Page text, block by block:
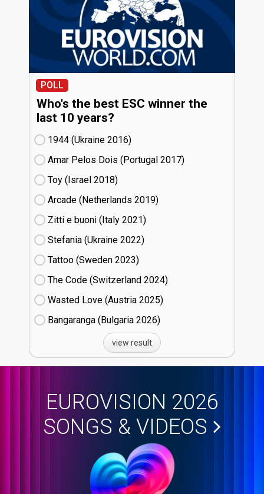
POLL
Who's the best ESC winner the
last 10 years?
1944 (Ukraine
16)
Amar Pelos Dois (Portugal
17)
Toy (Israel
18)
Arcade (Netherlands
19)
Zitti e buoni​ (Italy
21)
Stefania (Ukraine
22)
Tattoo (Sweden
23)
The Code (Switzerland
24)
Wasted Love (Austria
25)
Bangaranga (Bulgaria
26)
view result
EUROVISION 2026
SONGS & VIDEOS